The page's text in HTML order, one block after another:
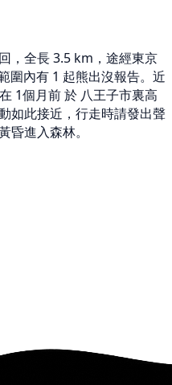
，全長 3.5 km，途經東京
圍內有 1 起熊出沒報告。近
1個月前 於 八王子市裏高
如此接近，行走時請發出聲
昏進入森林。